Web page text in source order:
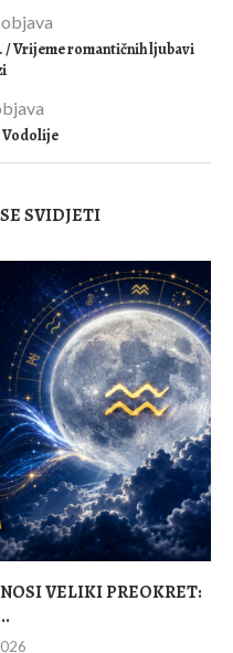
/ Vrijeme romantičnih ljubavi
Vodolije
SVIDJETI
VELIKI PREOKRET: